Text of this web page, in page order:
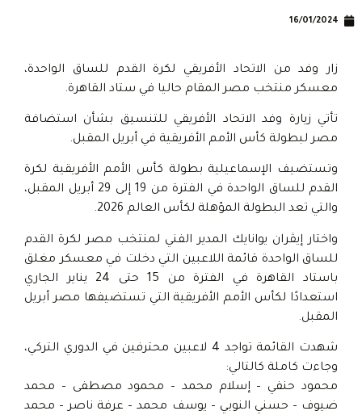
16/01/2024
زار وفد من الاتحاد الأفريقي لكرة القدم للساق الواحدة،
معسكر منتخب مصر المقام حاليا في ستاد القاهرة.
تأتي زيارة وفد الاتحاد الأفريقي للتنسيق بشأن استضافة
مصر لبطولة كأس الأمم الأفريقية في أبريل المقبل.
وتستضيف الإسماعيلية بطولة كأس الأمم الأفريقية لكرة
القدم للساق الواحدة في الفترة من 19 إلى 29 أبريل المقبل،
والتي تعد البطولة المؤهلة لكأس العالم 2026.
واختار إيڤران يوانايك المدير الفني لمنتخب مصر لكرة القدم
للساق الواحدة قائمة اللاعبين التي دخلت في معسكر مغلق
باستاد القاهرة في الفترة من 15 حتى 24 يناير الجاري
استعدادًا لكأس الأمم الأفريقية التي تستضيفها مصر أبريل
المقبل.
شهدت القائمة تواجد 4 لاعبين محترفين في الدوري التركي،
وجاءت كاملة كالتالي:
محمود حنفي – إسلام محمد – محمود مصطفى – محمد
ضيوف – حسني النوبي – يوسف محمد – عرفة ناصر – محمد